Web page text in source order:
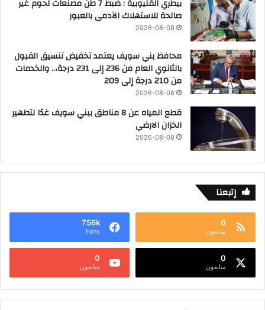
بيطري القليوبية : ضبط 7 طن مصنعات لحوم غير
صالحة للاستهلاك الآدمى بالعبور
2026-08-08
محافظ بني سويف يعتمد تخفيض تنسيق القبول
بالثانوي العام من 236 إلى 231 درجة،.. والخدمات
من 210 درجة إلى 209
2026-08-08
قطع المياه عن 8 مناطق ببني سويف غدًا لتطهير
الخزان الارضي
2026-08-08
إتبعنا
0
متابعون
756k
Fans
0
متابعون
0
متابعون